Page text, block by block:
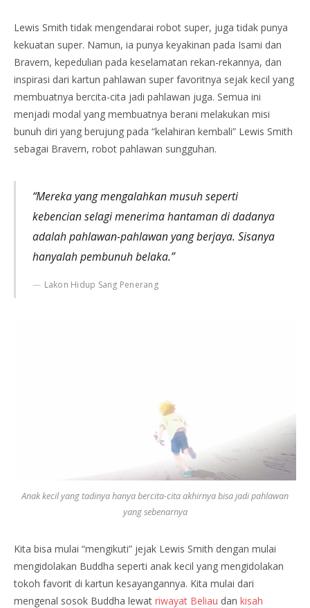
Lewis Smith tidak mengendarai robot super, juga tidak punya
kekuatan super. Namun, ia punya keyakinan pada Isami dan
Bravern, kepedulian pada keselamatan rekan-rekannya, dan
inspirasi dari kartun pahlawan super favoritnya sejak kecil yang
membuatnya bercita-cita jadi pahlawan juga. Semua ini
menjadi modal yang membuatnya berani melakukan misi
bunuh diri yang berujung pada “kelahiran kembali” Lewis Smith
sebagai Bravern, robot pahlawan sungguhan.
“Mereka yang mengalahkan musuh seperti
kebencian selagi menerima hantaman di dadanya
adalah pahlawan-pahlawan yang berjaya. Sisanya
hanyalah pembunuh belaka.”
Lakon Hidup Sang Penerang
Anak kecil yang tadinya hanya bercita-cita akhirnya bisa jadi pahlawan
yang sebenarnya
Kita bisa mulai “mengikuti” jejak Lewis Smith dengan mulai
mengidolakan Buddha seperti anak kecil yang mengidolakan
tokoh favorit di kartun kesayangannya. Kita mulai dari
mengenal sosok Buddha lewat riwayat Beliau dan kisah